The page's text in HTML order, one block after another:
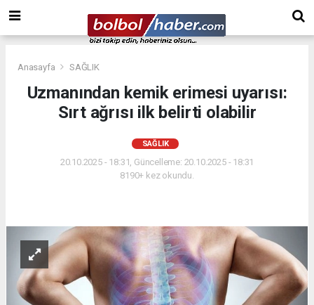
Anasayfa SAĞLIK
Uzmanından kemik erimesi uyarısı:
Sırt ağrısı ilk belirti olabilir
SAĞLIK
20.10.2025 - 18:31, Güncelleme: 20.10.2025 - 18:31
8190+ kez okundu.